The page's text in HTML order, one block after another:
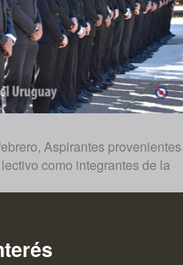
Aspirantes provenientes
como integrantes de la